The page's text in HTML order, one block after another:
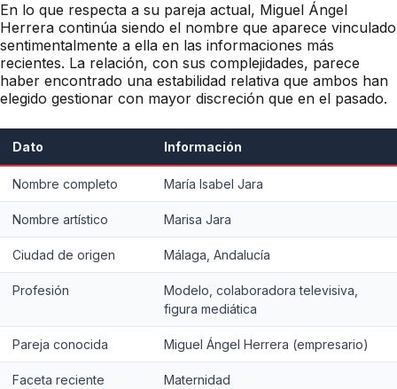
En lo que respecta a su pareja actual, Miguel Ángel
Herrera continúa siendo el nombre que aparece vinculado
sentimentalmente a ella en las informaciones más
recientes. La relación, con sus complejidades, parece
haber encontrado una estabilidad relativa que ambos han
elegido gestionar con mayor discreción que en el pasado.
Dato Información
Nombre completo María Isabel Jara
Nombre artístico Marisa Jara
Ciudad de origen Málaga, Andalucía
Profesión
Modelo, colaboradora televisiva,
figura mediática
Pareja conocida Miguel Ángel Herrera (empresario)
Faceta reciente
Maternidad